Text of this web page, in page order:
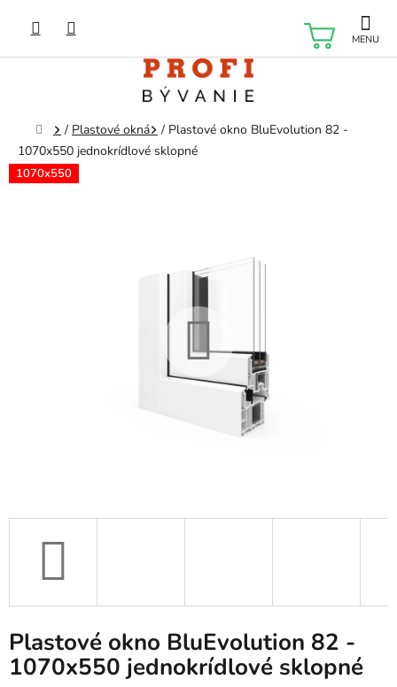
obsah
Domov
/ Plastové okná / Plastové okno BluEvolution 82 -
1070x550 jednokrídlové sklopné
1070x550
Plastové okno BluEvolution 82 -
1070x550 jednokrídlové sklopné